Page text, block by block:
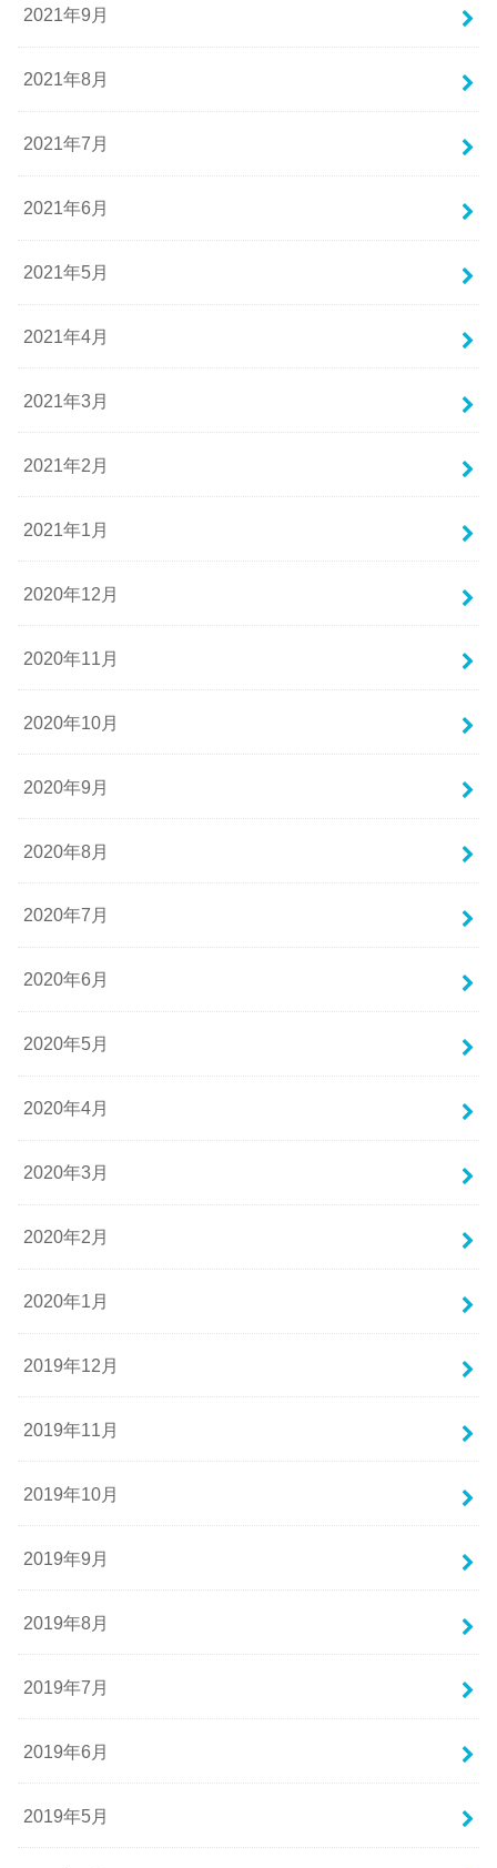
2021年9月
2021年8月
2021年7月
2021年6月
2021年5月
2021年4月
2021年3月
2021年2月
2021年1月
2020年12月
2020年11月
2020年10月
2020年9月
2020年8月
2020年7月
2020年6月
2020年5月
2020年4月
2020年3月
2020年2月
2020年1月
2019年12月
2019年11月
2019年10月
2019年9月
2019年8月
2019年7月
2019年6月
2019年5月